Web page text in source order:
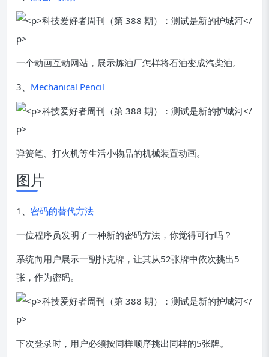
一个动画互动网站，展示炼油厂怎样将石油变成汽柴油。
3、 Mechanical Pencil
弹簧笔、打火机等生活小物品的机械装置动画。
图片
1、 密码的替代方法
一位程序员发明了一种新的密码方法，你觉得可行吗？
系统向用户展示一副扑克牌，让其从52张牌中依次挑出5
张，作为密码。
下次登录时，用户必须按同样顺序挑出同样的5张牌。